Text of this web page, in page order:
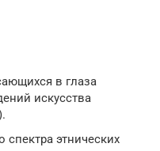
в глаза
искусства
этнических